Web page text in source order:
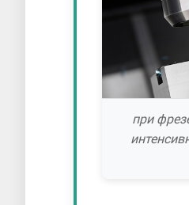
при